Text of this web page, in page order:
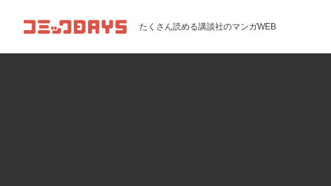
コミックDAYS たくさん読める講談社のマンガWEB